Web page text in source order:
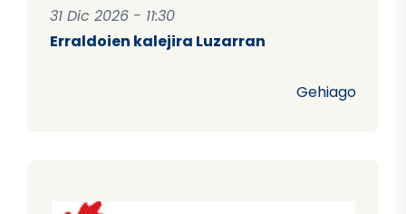
31 Dic 2026 - 11:30
Erraldoien kalejira Luzarran
Gehiago